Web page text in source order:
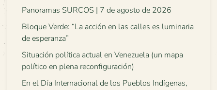
Panoramas SURCOS | 7 de agosto de 2026
Bloque Verde: “La acción en las calles es luminaria
de esperanza”
Situación política actual en Venezuela (un mapa
político en plena reconfiguración)
En el Día Internacional de los Pueblos Indígenas,